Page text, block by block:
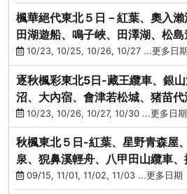
楓華絕代東北５日－紅葉、奧入
田湖遊船、鳴子峽、田澤湖、松
牡蠣10/23, 10/25, 10/26, 10/27 ...更多日期
逐秋楓彩東北5日-藏王纜車、銀
沼、大內宿、會津若松城、猪苗
溪、松島海灣遊船
10/23, 10/26, 10/27, 10/30 ...更多日期
秋楓東北５日-紅葉、星野青森屋
泉、猊鼻溪輕舟、八甲田山纜車
式料理(不進免稅店)
09/15, 11/01, 11/02, 11/03 ...更多日期